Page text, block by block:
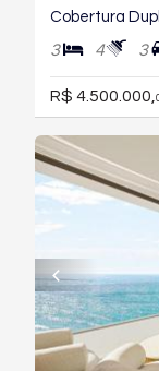
Cobertura
3 4 3
R$ 4.500.000,